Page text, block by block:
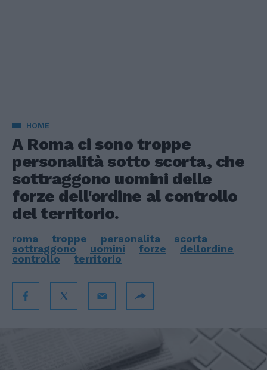
HOME
A Roma ci sono troppe
personalità sotto scorta, che
sottraggono uomini delle
forze dell'ordine al controllo
del territorio.
roma troppe personalita
scorta
sottraggono
uomini forze
dellordine
controllo
territorio